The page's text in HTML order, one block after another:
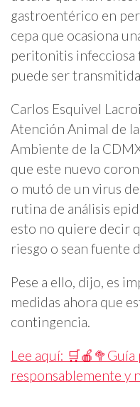
gastroentérico en
cepa que ocasiona
peritonitis infecciosa
puede ser
Carlos Esquivel
Atención Animal de
Ambiente de la
que este nuevo
o mutó de un virus
rutina de análisis
esto no quiere decir
riesgo o sean fuente
Pese a ello, dijo, es
medidas ahora que
contingencia.
Lee aquí:
responsablemente y